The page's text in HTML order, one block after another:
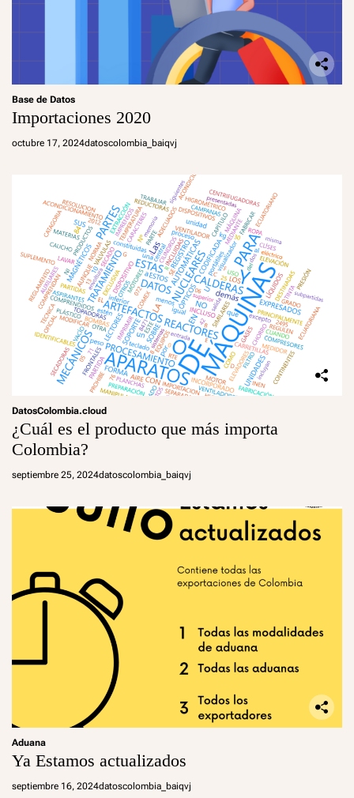
Base de Datos
Importaciones 2020
octubre 17, 2024datoscolombia_baiqvj
DatosColombia.cloud
¿Cuál es el producto que más importa
Colombia?
septiembre 25, 2024datoscolombia_baiqvj
Aduana
Ya Estamos actualizados
septiembre 16, 2024datoscolombia_baiqvj